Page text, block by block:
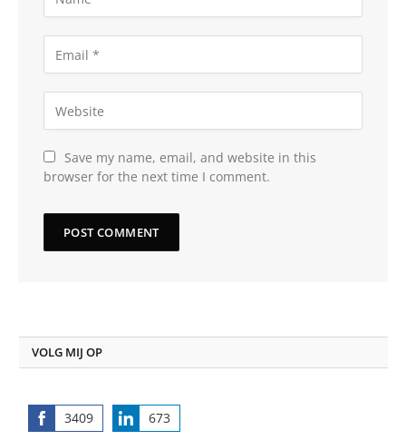
Save my name, email, and website in this
browser for the next time I comment.
VOLG MIJ OP
3409
Share
673
Share